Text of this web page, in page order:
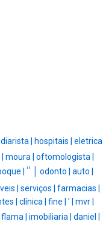
diarista | hospitais | eletrica
moura | oftomologista |
| " | odonto | auto |
| serviços | farmacias |
| clínica | fine | ' | mvr |
flama | imobiliaria | daniel |